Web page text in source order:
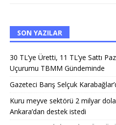
SON YAZILAR
30 TL’ye Üretti, 11 TL’ye Sattı
Uçurumu TBMM Gündeminde
Gazeteci Barış Selçuk
Kuru meyve sektörü 2 milyar
Ankara’dan destek istedi